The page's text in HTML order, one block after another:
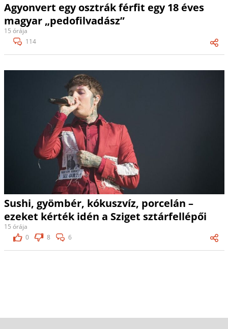
Agyonvert egy osztrák férfit egy 18 éves
magyar „pedofilvadász”
15 órája
114
Sushi, gyömbér, kókuszvíz, porcelán –
ezeket kérték idén a Sziget sztárfellépői
15 órája
0
8 6